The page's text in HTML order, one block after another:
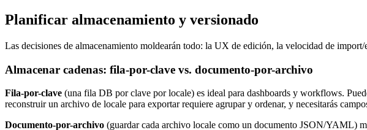
Planificar almacenamiento y versionado
Las decisiones de almacenamiento moldearán todo: la UX de edición, la velocidad de
Almacenar cadenas: fila-por-clave vs. documento-por-archivo
Fila-por-clave (una fila DB por clave por locale) es ideal para dashboards y workflows.
reconstruir un archivo de locale para exportar requiere agrupar y ordenar, y necesitarás
Documento-por-archivo (guardar cada archivo locale como un documento JSON/YAML)